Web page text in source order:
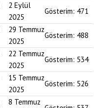
2 Eylül
2025
Gösterim: 471
29 Temmuz
2025
Gösterim: 488
22 Temmuz
2025
Gösterim: 534
15 Temmuz
2025
Gösterim: 526
8 Temmuz